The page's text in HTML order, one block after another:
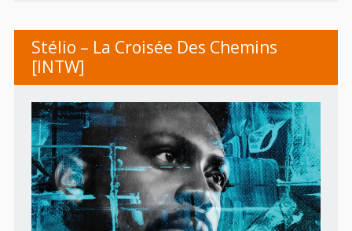
Stélio – La Croisée Des Chemins
[INTW]